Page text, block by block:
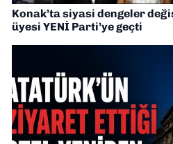
Konak’ta siyasi dengeler
üyesi YENİ Parti’ye geçti